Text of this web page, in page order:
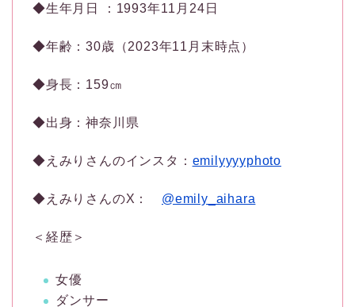
◆生年月日 ：1993年11月24日
◆年齢：30歳（2023年11月末時点）
◆身長：159㎝
◆出身：神奈川県
◆えみりさんのインスタ： emilyyyyphoto
◆えみりさんのX： @emily_aihara
＜経歴＞
女優
ダンサー